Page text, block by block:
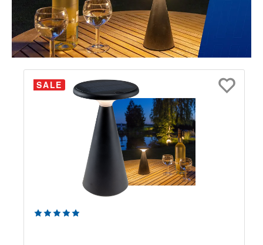
SALE
Durchschnittliche Bewertung von 5 von 5 Sternen